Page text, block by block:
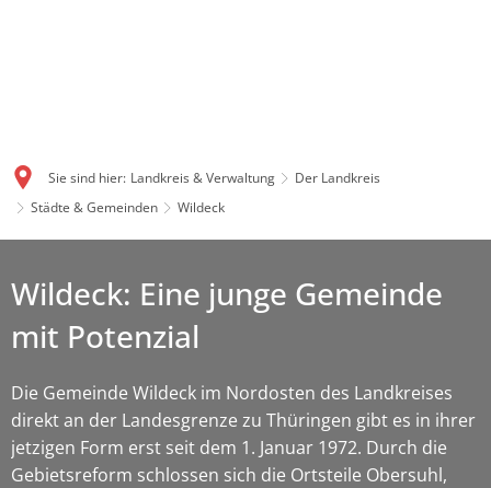
Sie sind hier: Landkreis & Verwaltung
Der Landkreis
Städte & Gemeinden
Wildeck
Wildeck: Eine junge Gemeinde
mit Potenzial
Die Gemeinde Wildeck im Nordosten des Landkreises
direkt an der Landesgrenze zu Thüringen gibt es in ihrer
jetzigen Form erst seit dem 1. Januar 1972. Durch die
Gebietsreform schlossen sich die Ortsteile Obersuhl,